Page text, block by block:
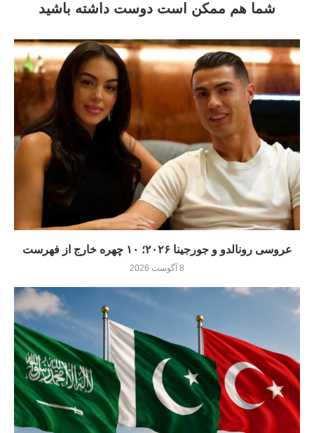
شما هم ممکن است دوست داشته باشید
عروسی رونالدو و جورجینا ۲۰۲۶؛ ۱۰ چهره خارج از فهرست
8 آگوست 2026